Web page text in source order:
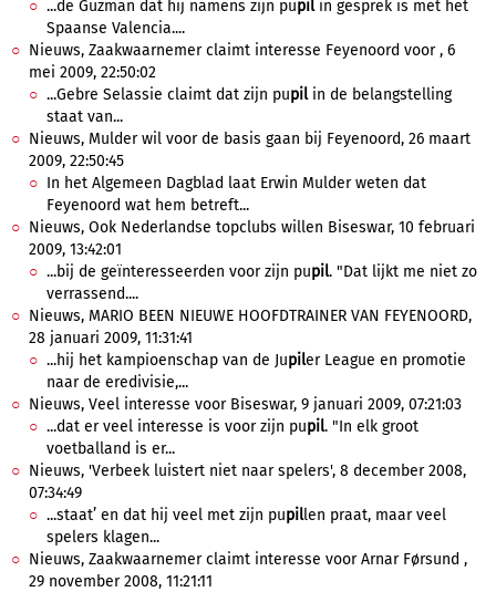
...de Guzman dat hij namens zijn pupilin gesprek is met het
Spaanse Valencia....
Nieuws, Zaakwaarnemer claimt interesse Feyenoord voor , 6
mei 2009, 22:50:02
...Gebre Selassie claimt dat zijn pupilin de belangstelling
staat van...
Nieuws, Mulder wil voor de basis gaan bij Feyenoord, 26 maart
2009, 22:50:45
In het Algemeen Dagblad laat Erwin Mulder weten dat
Feyenoord wat hem betreft...
Nieuws, Ook Nederlandse topclubs willen Biseswar, 10 februari
2009, 13:42:01
...bij de geïnteresseerden voor zijn pupil. "Dat lijkt me niet zo
verrassend....
Nieuws, MARIO BEEN NIEUWE HOOFDTRAINER VAN FEYENOORD,
28 januari 2009, 11:31:41
...hij het kampioenschap van de Jupiler League en promotie
naar de eredivisie,...
Nieuws, Veel interesse voor Biseswar, 9 januari 2009, 07:21:03
...dat er veel interesse is voor zijn pupil. "In elk groot
voetballand is er...
Nieuws, 'Verbeek luistert niet naar spelers', 8 december 2008,
07:34:49
...staat’ en dat hij veel met zijn pupillen praat, maar veel
spelers klagen...
Nieuws, Zaakwaarnemer claimt interesse voor Arnar Førsund ,
29 november 2008, 11:21:11